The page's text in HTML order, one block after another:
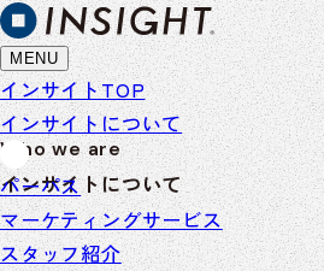
MENU
インサイトTOP
インサイトについて
パーパス
マーケティングサービス
スタッフ紹介
Who we are
インサイトについて